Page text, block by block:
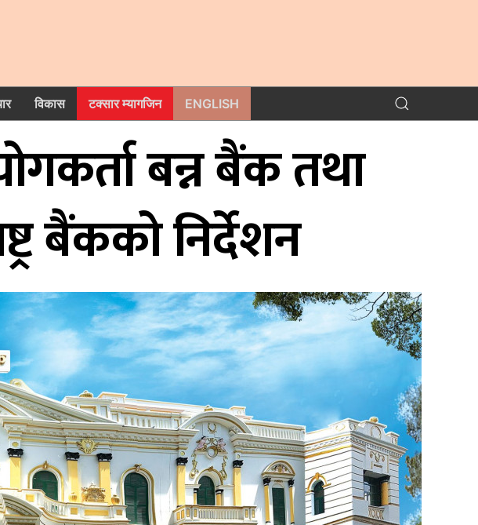
विकास टक्सार म्यागजिन ENGLISH
बन्न बैंक तथा
बैंकको निर्देशन